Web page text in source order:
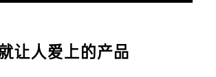
让人爱上的产品